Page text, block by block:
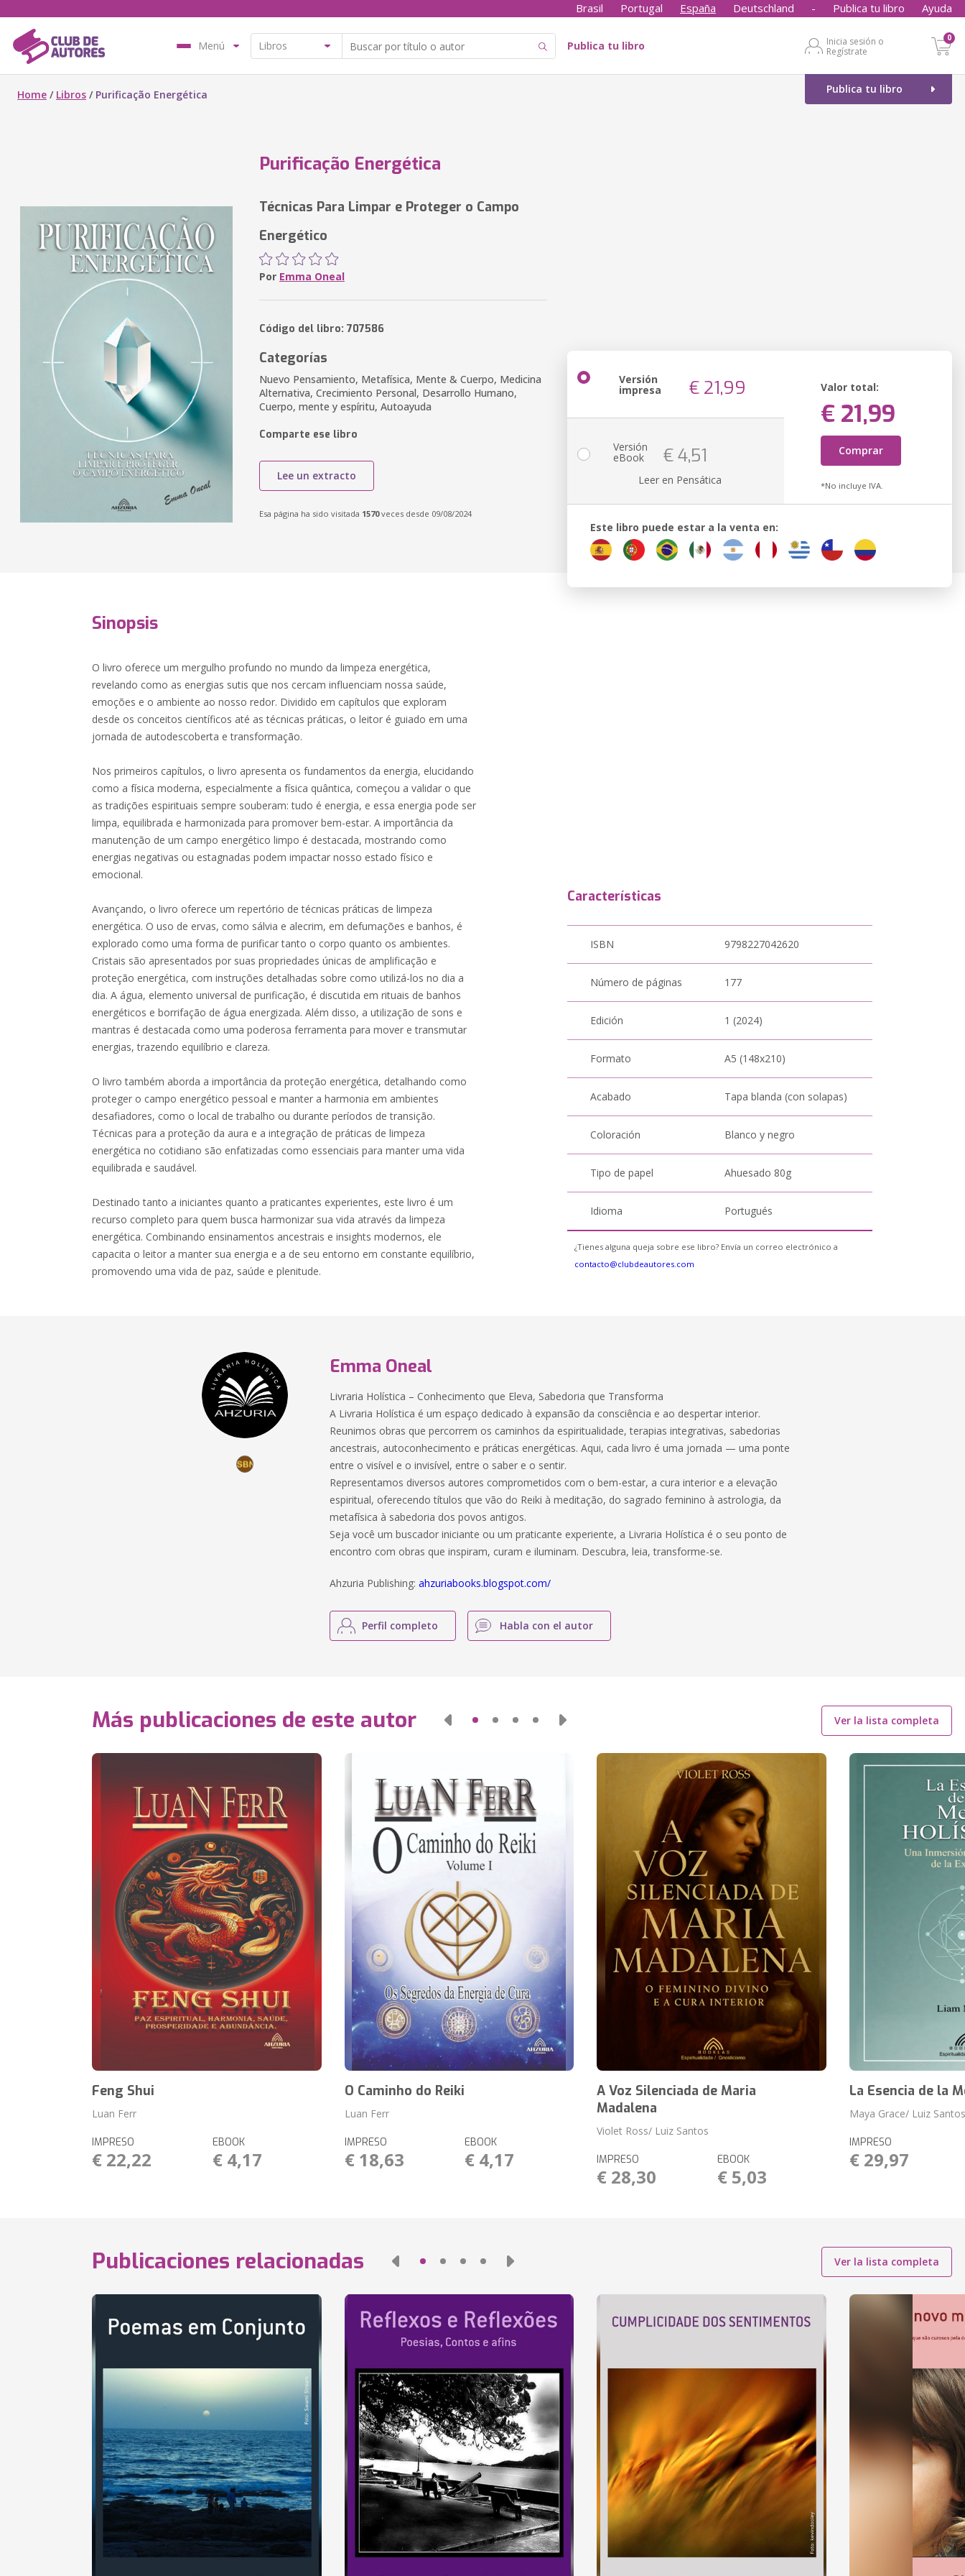
Brasil Portugal España Deutschland - Publica tu libro Ayuda
Menú Publica tu libro
Inicia sesión o
Regístrate
0
Publica tu libro
Home / Libros / Purificação Energética
Purificação Energética
Técnicas Para Limpar e Proteger o Campo
Energético
Por Emma Oneal
Código del libro: 707586
Categorías
Nuevo Pensamiento, Metafísica, Mente & Cuerpo, Medicina
Alternativa, Crecimiento Personal, Desarrollo Humano,
Cuerpo, mente y espíritu, Autoayuda
Comparte ese libro
Lee un extracto
Esa página ha sido visitada 1570veces desde 09/08/2024
Versión
impresa € 21,99 Valor total:
€ 21,99
Comprar
*No incluye IVA.
Versión
eBook € 4,51
Leer en Pensática
Este libro puede estar a la venta en:
Sinopsis
O livro oferece um mergulho profundo no mundo da limpeza energética,
revelando como as energias sutis que nos cercam influenciam nossa saúde,
emoções e o ambiente ao nosso redor. Dividido em capítulos que exploram
desde os conceitos científicos até as técnicas práticas, o leitor é guiado em uma
jornada de autodescoberta e transformação.
Nos primeiros capítulos, o livro apresenta os fundamentos da energia, elucidando
como a física moderna, especialmente a física quântica, começou a validar o que
as tradições espirituais sempre souberam: tudo é energia, e essa energia pode ser
limpa, equilibrada e harmonizada para promover bem-estar. A importância da
manutenção de um campo energético limpo é destacada, mostrando como
energias negativas ou estagnadas podem impactar nosso estado físico e
emocional.
Avançando, o livro oferece um repertório de técnicas práticas de limpeza
energética. O uso de ervas, como sálvia e alecrim, em defumações e banhos, é
explorado como uma forma de purificar tanto o corpo quanto os ambientes.
Cristais são apresentados por suas propriedades únicas de amplificação e
proteção energética, com instruções detalhadas sobre como utilizá-los no dia a
dia. A água, elemento universal de purificação, é discutida em rituais de banhos
energéticos e borrifação de água energizada. Além disso, a utilização de sons e
mantras é destacada como uma poderosa ferramenta para mover e transmutar
energias, trazendo equilíbrio e clareza.
O livro também aborda a importância da proteção energética, detalhando como
proteger o campo energético pessoal e manter a harmonia em ambientes
desafiadores, como o local de trabalho ou durante períodos de transição.
Técnicas para a proteção da aura e a integração de práticas de limpeza
energética no cotidiano são enfatizadas como essenciais para manter uma vida
equilibrada e saudável.
Destinado tanto a iniciantes quanto a praticantes experientes, este livro é um
recurso completo para quem busca harmonizar sua vida através da limpeza
energética. Combinando ensinamentos ancestrais e insights modernos, ele
capacita o leitor a manter sua energia e a de seu entorno em constante equilíbrio,
promovendo uma vida de paz, saúde e plenitude.
Características
ISBN 9798227042620
Número de páginas 177
Edición 1 (2024)
Formato A5 (148x210)
Acabado Tapa blanda (con solapas)
Coloración Blanco y negro
Tipo de papel Ahuesado 80g
Idioma Portugués
¿Tienes alguna queja sobre ese libro? Envía un correo electrónico a
contacto@clubdeautores.com
Emma Oneal
Livraria Holística – Conhecimento que Eleva, Sabedoria que Transforma
A Livraria Holística é um espaço dedicado à expansão da consciência e ao despertar interior.
Reunimos obras que percorrem os caminhos da espiritualidade, terapias integrativas, sabedorias
ancestrais, autoconhecimento e práticas energéticas. Aqui, cada livro é uma jornada — uma ponte
entre o visível e o invisível, entre o saber e o sentir.
Representamos diversos autores comprometidos com o bem-estar, a cura interior e a elevação
espiritual, oferecendo títulos que vão do Reiki à meditação, do sagrado feminino à astrologia, da
metafísica à sabedoria dos povos antigos.
Seja você um buscador iniciante ou um praticante experiente, a Livraria Holística é o seu ponto de
encontro com obras que inspiram, curam e iluminam. Descubra, leia, transforme-se.
Ahzuria Publishing:ahzuriabooks.blogspot.com/
Perfil completo Habla con el autor
Más publicaciones de este autor Ver la lista completa
Feng Shui
Luan Ferr
IMPRESO
€ 22,22
EBOOK
€ 4,17
O Caminho do Reiki
Luan Ferr
IMPRESO
€ 18,63
EBOOK
€ 4,17
A Voz Silenciada de Maria
Madalena
Violet Ross/ Luiz Santos
IMPRESO
€ 28,30
EBOOK
€ 5,03
La Esencia de la
Maya Grace/ Luiz Santos
IMPRESO
€ 29,97
Publicaciones relacionadas Ver la lista completa